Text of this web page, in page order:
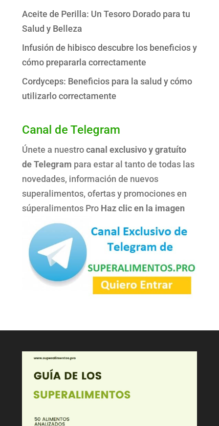
Aceite de Perilla: Un Tesoro Dorado para tu
Salud y Belleza
Infusión de hibisco descubre los beneficios y
cómo prepararla correctamente
Cordyceps: Beneficios para la salud y cómo
utilizarlo correctamente
Canal de Telegram
Únete a nuestrocanal exclusivo y gratuíto
de Telegram para estar al tanto de todas las
novedades, información de nuevos
superalimentos, ofertas y promociones en
súperalimentos Pro Haz clic en la imagen